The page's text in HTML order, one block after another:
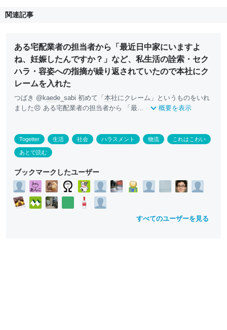
関連記事
ある宅配業者の担当者から「最近日中家にいますよ
ね、妊娠したんですか？」など、私生活の詮索・セク
ハラ・容姿への指摘が繰り返されていたので本社にク
レームを入れた
つばき @kaede_sabi 初めて「 本社にクレーム」というものをいれ
ました😣 ある宅配業者の担当者から 「最...
概要を表示
Togetter 生活 社会 ハラスメント 物流 これはこわい
あとで読む
ブックマークしたユーザー
すべてのユーザーを見る